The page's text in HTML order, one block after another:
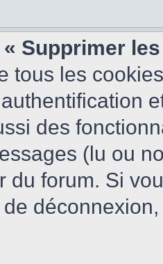
Supprimer
tous les
des
(lu ou
du forum. Si